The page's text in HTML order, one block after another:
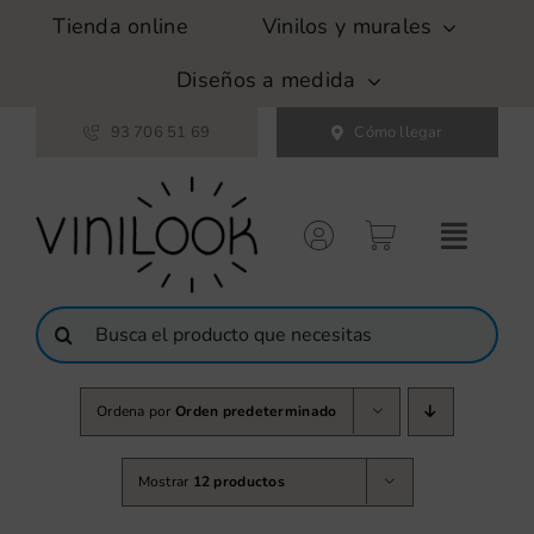
SaltarTienda online
Vinilos y murales
Diseños a medida
93 706 51 69 Cómo llegar
Buscar:
Ordena por Orden predeterminado
Mostrar 12 productos